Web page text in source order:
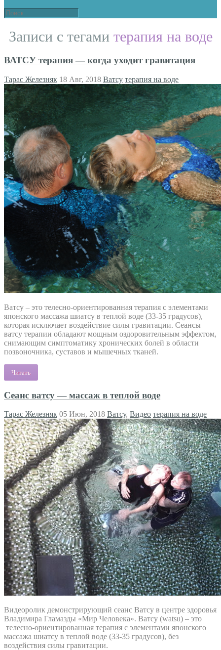
Записи с тегами терапия на воде
ВАТСУ терапия — когда уходит гравитация
Тарас Железняк 18 Авг, 2018 Ватсу терапия на воде
Ватсу – это телесно-ориентированная терапия с элементами
японского массажа шиатсу в теплой воде (33-35 градусов),
которая исключает воздействие силы гравитации. Сеансы
ватсу терапии обладают мощным оздоровительным эффектом,
снимающим симптоматику хронических болей в области
позвоночника, суставов и мышечных тканей.
Читать
Сеанс ватсу — массаж в теплой воде
Тарас Железняк 05 Июн, 2018 Ватсу, Видео терапия на воде
Видеоролик демонстрирующий сеанс Ватсу в центре здоровья
Владимира Гламазды «Мир Человека». Ватсу (watsu) – это
телесно-ориентированная терапия с элементами японского
массажа шиатсу в теплой воде (33-35 градусов), без
воздействия силы гравитации.